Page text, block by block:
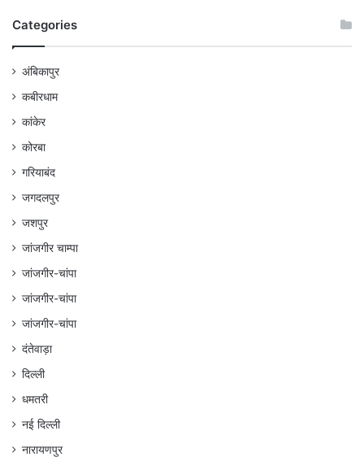
Categories
अंबिकापुर
कबीरधाम
कांकेर
कोरबा
गरियाबंद
जगदलपुर
जशपुर
जांजगीर चाम्पा
जांजगीर-चांपा
जांजगीर-चांपा
जांजगीर-चांपा
दंतेवाड़ा
दिल्ली
धमतरी
नई दिल्ली
नारायणपुर